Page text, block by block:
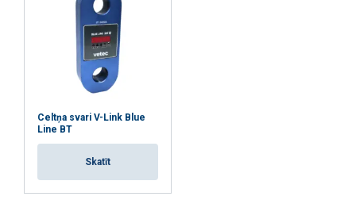
Celtņa svari V-Link Blue
Line BT
Skatīt